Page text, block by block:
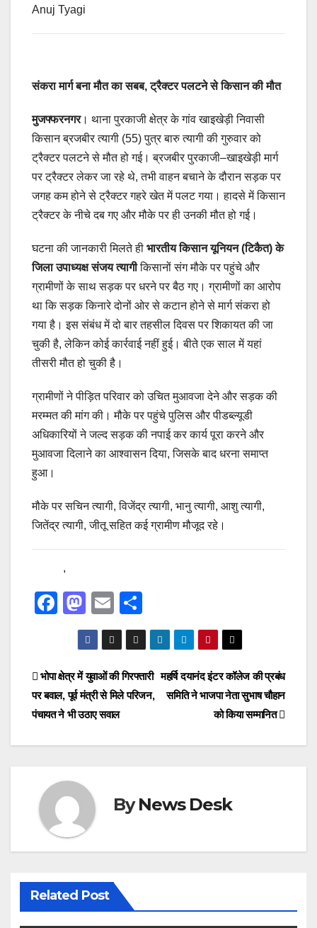
Anuj Tyagi
संकरा मार्ग बना मौत का सबब, ट्रैक्टर पलटने से किसान की मौत
मुजफ्फरनगर। थाना पुरकाजी क्षेत्र के गांव खाइखेड़ी निवासी
किसान ब्रजबीर त्यागी (55) पुत्र बारु त्यागी की गुरुवार को
ट्रैक्टर पलटने से मौत हो गई। ब्रजबीर पुरकाजी–खाइखेड़ी मार्ग
पर ट्रैक्टर लेकर जा रहे थे, तभी वाहन बचाने के दौरान सड़क पर
जगह कम होने से ट्रैक्टर गहरे खेत में पलट गया। हादसे में किसान
ट्रैक्टर के नीचे दब गए और मौके पर ही उनकी मौत हो गई।
घटना की जानकारी मिलते ही भारतीय किसान यूनियन (टिकैत) के
जिला उपाध्यक्ष संजय त्यागीकिसानों संग मौके पर पहुंचे और
ग्रामीणों के साथ सड़क पर धरने पर बैठ गए। ग्रामीणों का आरोप
था कि सड़क किनारे दोनों ओर से कटान होने से मार्ग संकरा हो
गया है। इस संबंध में दो बार तहसील दिवस पर शिकायत की जा
चुकी है, लेकिन कोई कार्रवाई नहीं हुई। बीते एक साल में यहां
तीसरी मौत हो चुकी है।
ग्रामीणों ने पीड़ित परिवार को उचित मुआवजा देने और सड़क की
मरम्मत की मांग की। मौके पर पहुंचे पुलिस और पीडब्ल्यूडी
अधिकारियों ने जल्द सड़क की नपाई कर कार्य पूरा करने और
मुआवजा दिलाने का आश्वासन दिया, जिसके बाद धरना समाप्त
हुआ।
मौके पर सचिन त्यागी, विजेंद्र त्यागी, भानु त्यागी, आशु त्यागी,
जितेंद्र त्यागी, जीतू सहित कई ग्रामीण मौजूद रहे।
,
F
e
b
o
o
M
a
st
o
d
o
n
E
m
ail
h
ar
e
Post
navigation
महर्षि दयानंद इंटर कॉलेज की प्रबंध
समिति ने भाजपा नेता सुभाष चौहान
को किया सम्मानित
भोपा क्षेत्र में युवाओं की गिरफ्तारी
पर बवाल, पूर्व मंत्री से मिले परिजन,
पंचायत ने भी उठाए सवाल
ByNews Desk
Related Post